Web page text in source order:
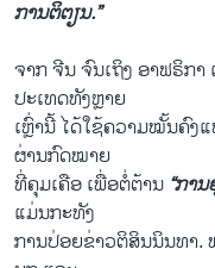
ການຕິຕຽນ.”
ຈາກ ຈີນ ຈົນເຖິງ ອາຟຣິກ
ປະເທດທັງຫຼາຍ
ເຫຼົ່ານີ້ ໄດ້ໃຊ້ຄວາມໝັ້ນຄົງ
ຜ່ານກົດໝາຍ
ທີ່ຄຸມເຄືອ ເພື່ອຕໍ່ຕ້ານ “ກາ
ແມ່ນກະທັງ
ການປ່ອຍຂ່າວຕິສິນນິນທາ.